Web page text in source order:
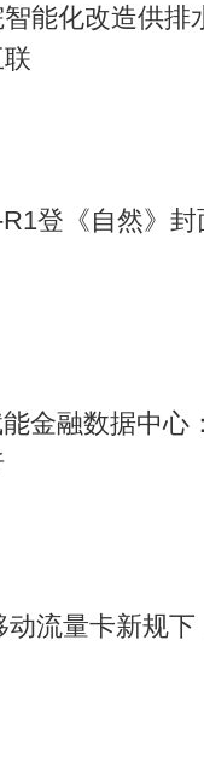
能化改造供排
登《自然》
金融数据中心
动流量卡新规